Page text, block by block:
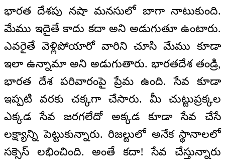
భారత దేశపు నషా మనసులో బాగా నాటుకుంది.
మేము ఇదైతే కాదు కదా అని అడుగుతూ ఉంటారు.
ఎవరైతే వెళ్లిపోయారో వారిని చూసి మేము కూడా
ఇలా ఉన్నామా అని అడుగుతారు. భారతదేశ తండ్రి,
భారత దేశ పరివారంపై ప్రేమ ఉంది. సేవ కూడా
ఇప్పటి వరకు చక్కగా చేసారు. మీ చుట్టుప్రక్కల
ఎక్కడ సేవ జరగలేదో అక్కడ కూడా సేవ చేసే
లక్ష్యాన్ని పెట్టుకున్నారు. రిజల్టులో అనేక స్థానాలలో
సక్సెస్‌ లభించింది. అంతే కదా! సేవ చేస్తున్నారు